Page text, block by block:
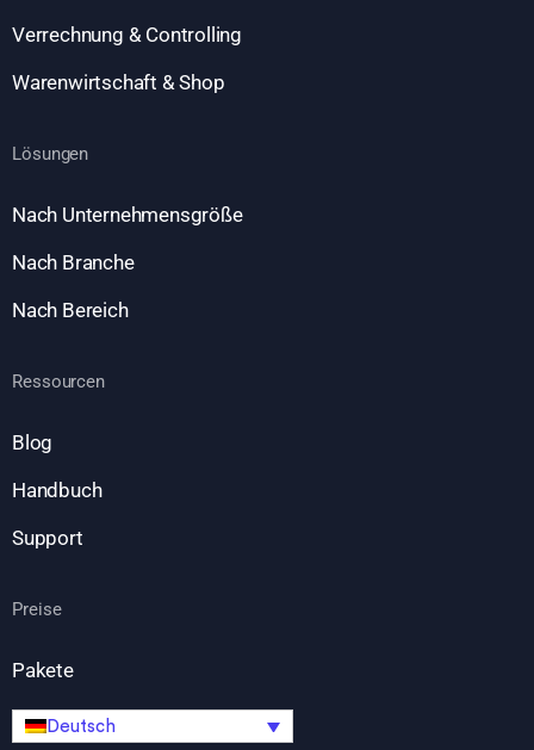
Verrechnung & Controlling
Warenwirtschaft & Shop
Lösungen
Nach Unternehmensgröße
Nach Branche
Nach Bereich
Ressourcen
Blog
Handbuch
Support
Preise
Pakete
Deutsch